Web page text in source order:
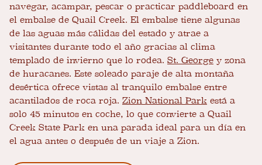
navegar, acampar, pescar o practicar paddleboard en
el embalse de Quail Creek. El embalse tiene algunas
de las aguas más cálidas del estado y atrae a
visitantes durante todo el año gracias al clima
templado de invierno que lo rodea. St. George y zona
de huracanes. Este soleado paraje de alta montaña
desértica ofrece vistas al tranquilo embalse entre
acantilados de roca roja. Zion National Park está a
solo 45 minutos en coche, lo que convierte a Quail
Creek State Park en una parada ideal para un día en
el agua antes o después de un viaje a Zion.